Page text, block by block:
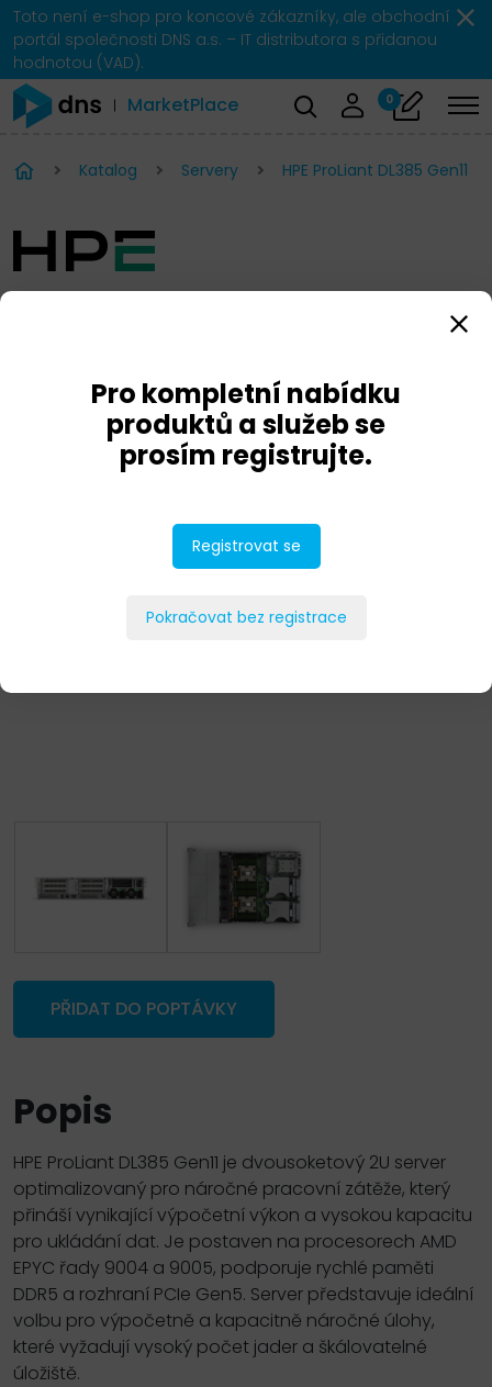
Toto není e-shop pro koncové zákazníky, ale obchodní
portál společnosti DNS a.s. – IT distributora s přidanou
hodnotou (VAD).
MarketPlace 0
Katalog Servery HPE ProLiant DL385 Gen11
HPE ProLiant DL385 Gen11
PŘIDAT DO POPTÁVKY
Popis
HPE ProLiant DL385 Gen11 je dvousoketový 2U server
optimalizovaný pro náročné pracovní zátěže, který
přináší vynikající výpočetní výkon a vysokou kapacitu
pro ukládání dat. Je postaven na procesorech AMD
EPYC řady 9004 a 9005, podporuje rychlé paměti
DDR5 a rozhraní PCIe Gen5. Server představuje ideální
volbu pro výpočetně a kapacitně náročné úlohy,
které vyžadují vysoký počet jader a škálovatelné
úložiště.
Pro kompletní nabídku
produktů a služeb se
prosím registrujte.
Registrovat se
Pokračovat bez registrace